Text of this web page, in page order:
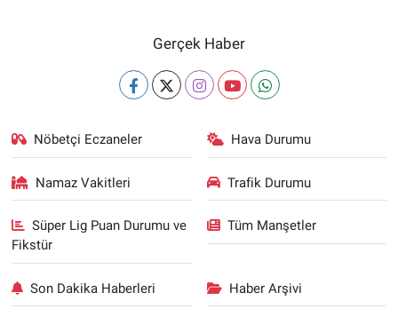
Gerçek Haber
Nöbetçi Eczaneler Hava Durumu
Namaz Vakitleri Trafik Durumu
Süper Lig Puan Durumu ve
Fikstür
Tüm Manşetler
Son Dakika Haberleri Haber Arşivi